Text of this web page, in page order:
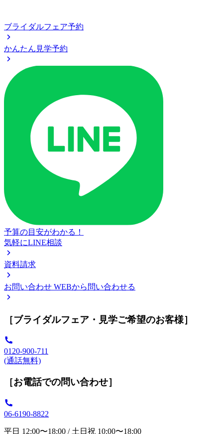
ブライダルフェア予約
かんたん見学予約
予算の目安がわかる！
気軽にLINE相談
資料請求
お問い合わせ WEBから問い合わせる
［ブライダルフェア・見学ご希望のお客様］
0120-900-711
(通話無料)
［お電話での問い合わせ］
06-6190-8822
平日 12:00〜18:00 / 土日祝 10:00〜18:00